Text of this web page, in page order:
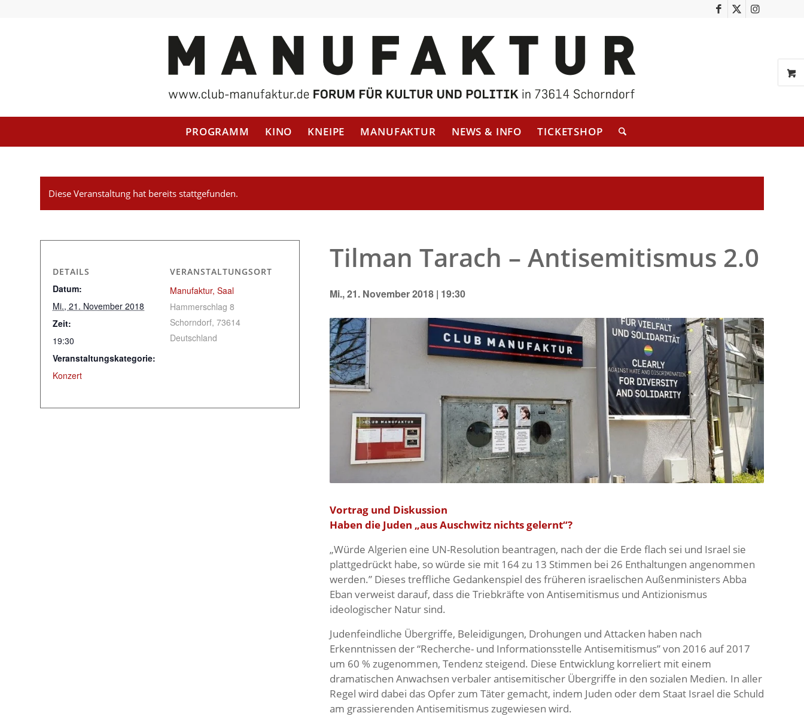
PROGRAMM KINO KNEIPE MANUFAKTUR NEWS & INFO TICKETSHOP
Diese Veranstaltung hat bereits stattgefunden.
Tilman Tarach – Antisemitismus 2.0
Mi., 21. November 2018 | 19:30
Vortrag und Diskussion
Haben die Juden „aus Auschwitz nichts gelernt“?
„Würde Algerien eine UN-Resolution beantragen, nach der die Erde flach sei und Israel sie
plattgedrückt habe, so würde sie mit 164 zu 13 Stimmen bei 26 Enthaltungen angenommen
werden.” Dieses treffliche Gedankenspiel des früheren israelischen Außenministers Abba
Eban verweist darauf, dass die Triebkräfte von Antisemitismus und Antizionismus
ideologischer Natur sind.
Judenfeindliche Übergriffe, Beleidigungen, Drohungen und Attacken haben nach
Erkenntnissen der “Recherche- und Informationsstelle Antisemitismus” von 2016 auf 2017
um 60 % zugenommen, Tendenz steigend. Diese Entwicklung korreliert mit einem
dramatischen Anwachsen verbaler antisemitischer Übergriffe in den sozialen Medien. In aller
Regel wird dabei das Opfer zum Täter gemacht, indem Juden oder dem Staat Israel die Schuld
am grassierenden Antisemitismus zugewiesen wird.
DETAILS
Datum:
Mi., 21. November 2018
Zeit:
19:30
Veranstaltungskategorie:
Konzert
VERANSTALTUNGSORT
Manufaktur, Saal
Hammerschlag 8
Schorndorf, 73614
Deutschland